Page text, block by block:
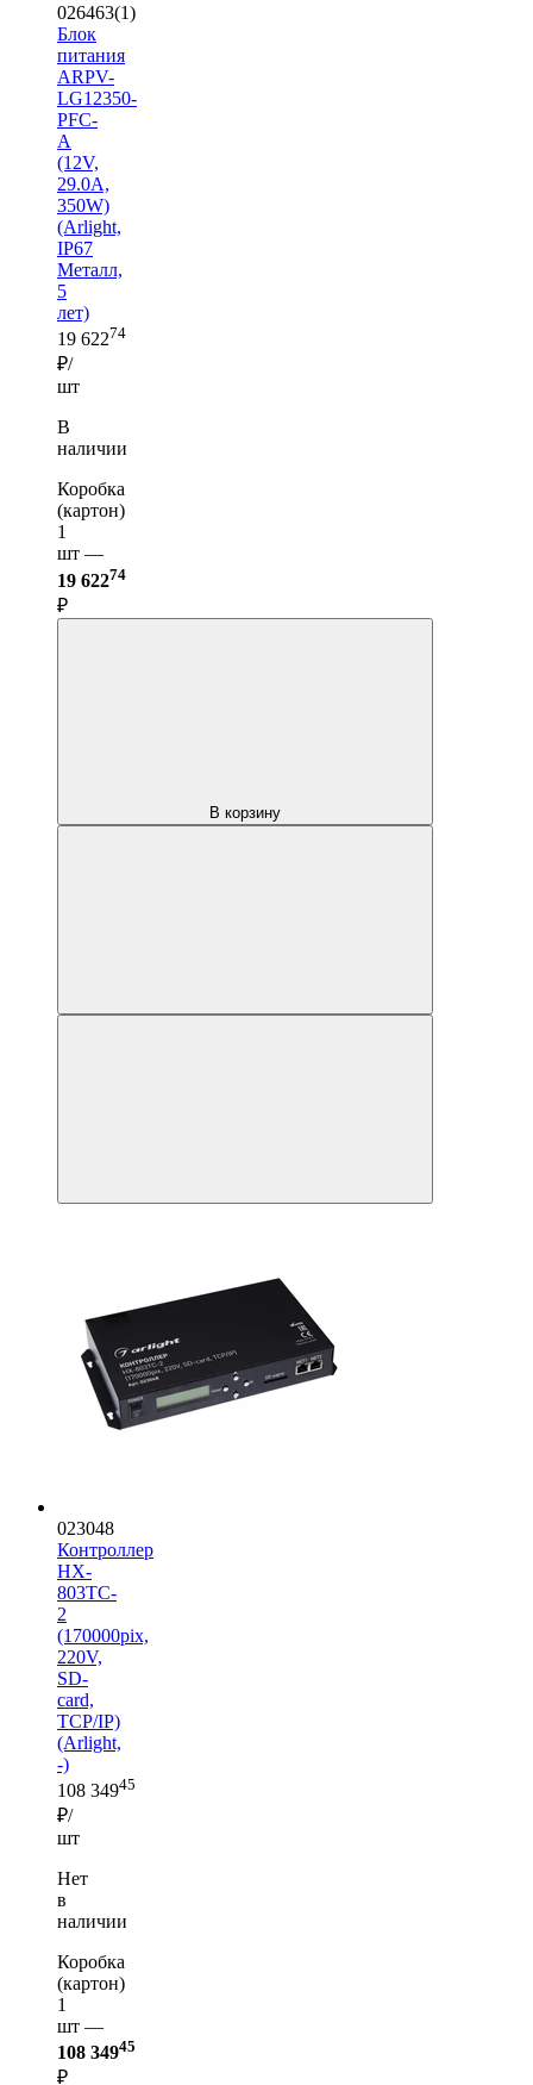
026463(1)
Блок
питания
ARPV-
LG12350-
PFC-
A
(12V,
29.0A,
350W)
(Arlight,
IP67
Металл,
5
лет)
19 62274
₽/
шт
В
наличии
Коробка
(картон)
1
шт —
19 62274
₽
В корзину
023048
Контроллер
HX-
803TC-
2
(170000pix,
220V,
SD-
card,
TCP/IP)
(Arlight,
-)
108 34945
₽/
шт
Нет
в
наличии
Коробка
(картон)
1
шт —
108 34945
₽